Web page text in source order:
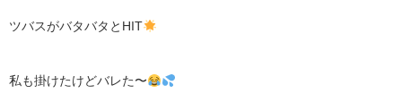
ツバスがバタバタとHIT
私も掛けたけどバレた〜